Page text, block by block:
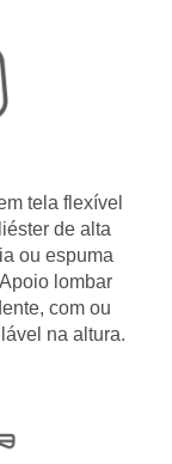
tela flexível
de alta
ou espuma
lombar
com ou
na altura.